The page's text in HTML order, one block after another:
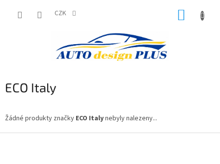
CZK
ECO Italy
Žádné produkty značky ECO Italynebyly nalezeny...